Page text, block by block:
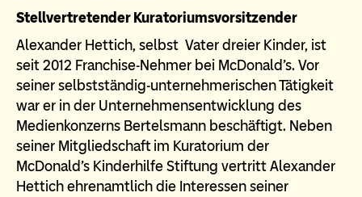
Stellvertretender Kuratoriumsvorsitzender
Alexander Hettich, selbst Vater dreier Kinder, ist
seit 2012 Franchise-Nehmer bei McDonald’s. Vor
seiner selbstständig-unternehmerischen Tätigkeit
war er in der Unternehmensentwicklung des
Medienkonzerns Bertelsmann beschäftigt. Neben
seiner Mitgliedschaft im Kuratorium der
McDonald’s Kinderhilfe Stiftung vertritt Alexander
Hettich ehrenamtlich die Interessen seiner